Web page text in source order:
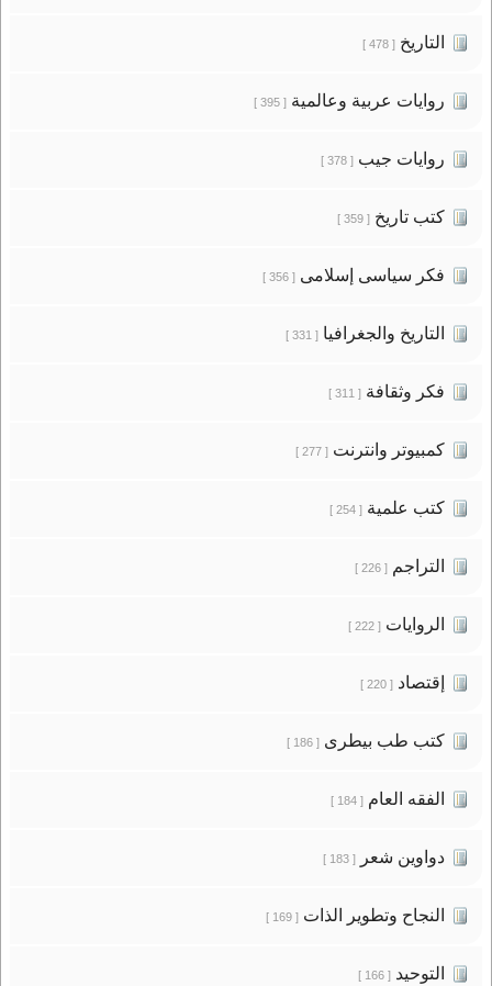
التاريخ[ 478 ]
روايات عربية وعالمية[ 395 ]
روايات جيب[ 378 ]
كتب تاريخ[ 359 ]
فكر سياسى إسلامى[ 356 ]
التاريخ والجغرافيا[ 331 ]
فكر وثقافة[ 311 ]
كمبيوتر وانترنت[ 277 ]
كتب علمية[ 254 ]
التراجم[ 226 ]
الروايات[ 222 ]
إقتصاد[ 220 ]
كتب طب بيطرى[ 186 ]
الفقه العام[ 184 ]
دواوين شعر[ 183 ]
النجاح وتطوير الذات[ 169 ]
التوحيد[ 166 ]